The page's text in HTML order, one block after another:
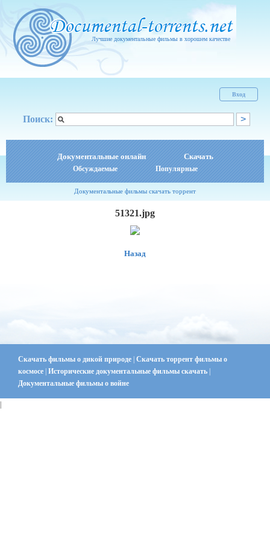
Лучшие документальные фильмы в хорошем качестве
Вход
Поиск:
Документальные онлайн Скачать
Обсуждаемые Популярные
Документальные фильмы скачать торрент
51321.jpg
Назад
Скачать фильмы о дикой природе | Скачать торрент фильмы о
космосе | Исторические документальные фильмы скачать |
Документальные фильмы о войне
|